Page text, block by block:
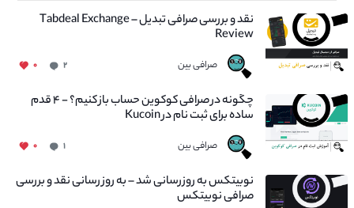
نقد و بررسی صرافی تبدیل – Tabdeal Exchange
Review
صرافی بین ۲ ۰
چگونه در صرافی کوکوین حساب باز کنیم؟ - ۴ قدم
ساده برای ثبت نام در Kucoin
صرافی بین ۱ ۰
نوبیتکس به روزرسانی شد – به روز رسانی نقد و بررسی
صرافی نوبیتکس